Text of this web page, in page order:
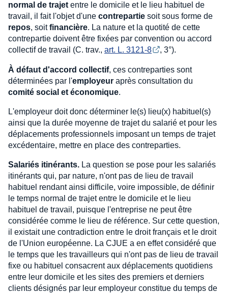
normal de trajet entre le domicile et le lieu habituel de
travail, il fait l'objet d'une contrepartie soit sous forme de
repos, soitfinancière. La nature et la quotité de cette
contrepartie doivent être fixées par convention ou accord
collectif de travail (C. trav., art. L. 3121-8 , 3°).
À défaut d'accord collectif, ces contreparties sont
déterminées par l'employeur après consultation du
comité social et économique.
L'employeur doit donc déterminer le(s) lieu(x) habituel(s)
ainsi que la durée moyenne de trajet du salarié et pour les
déplacements professionnels imposant un temps de trajet
excédentaire, mettre en place des contreparties.
Salariés itinérants. La question se pose pour les salariés
itinérants qui, par nature, n'ont pas de lieu de travail
habituel rendant ainsi difficile, voire impossible, de définir
le temps normal de trajet entre le domicile et le lieu
habituel de travail, puisque l'entreprise ne peut être
considérée comme le lieu de référence. Sur cette question,
il existait une contradiction entre le droit français et le droit
de l'Union européenne. La CJUE a en effet considéré que
le temps que les travailleurs qui n'ont pas de lieu de travail
fixe ou habituel consacrent aux déplacements quotidiens
entre leur domicile et les sites des premiers et derniers
clients désignés par leur employeur constitue du temps de